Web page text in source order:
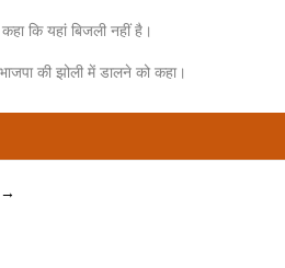
कि यहां बिजली नहीं है।
की झोली में डालने को कहा।
→